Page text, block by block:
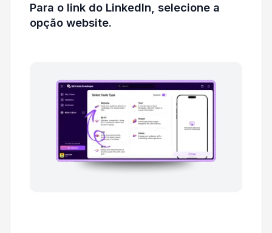
Para o link do LinkedIn, selecione a
opção website.